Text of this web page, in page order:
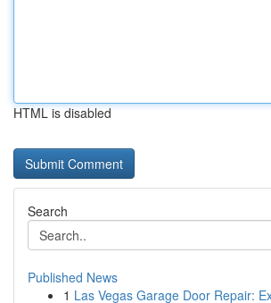
HTML is disabled
Search
Published News
1 Las Vegas Garage Door Repair: